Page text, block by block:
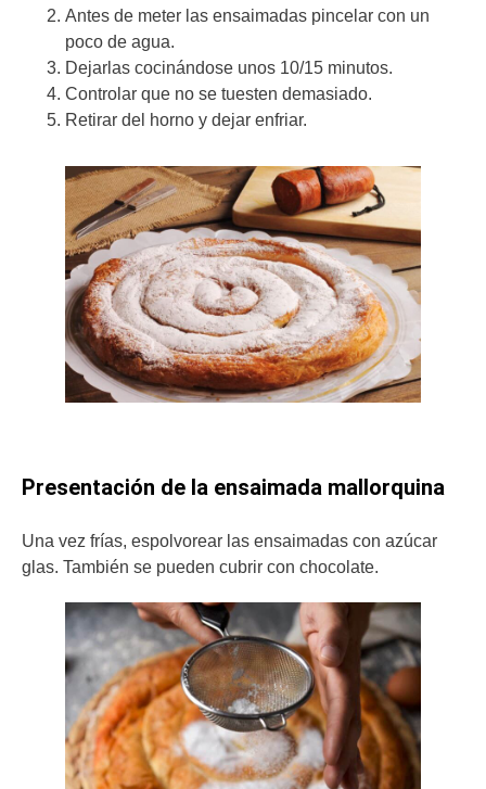
Antes de meter las ensaimadas pincelar con un
poco de agua.
Dejarlas cocinándose unos 10/15 minutos.
Controlar que no se tuesten demasiado.
Retirar del horno y dejar enfriar.
Presentación de la ensaimada mallorquina
Una vez frías, espolvorear las ensaimadas con azúcar
glas. También se pueden cubrir con chocolate.